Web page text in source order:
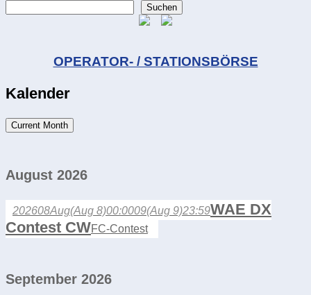
Suchen
OPERATOR- / STATIONSBÖRSE
Kalender
Current Month
August 2026
202608Aug(Aug 8)00:0009(Aug 9)23:59WAE DX
Contest CWFC-Contest
September 2026